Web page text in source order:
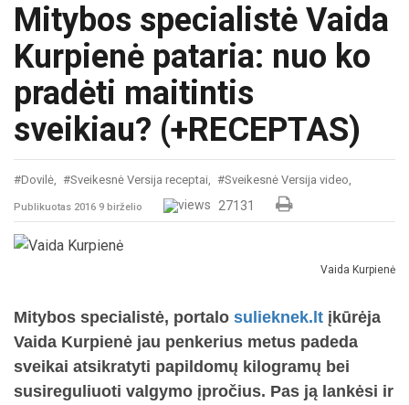
Mitybos specialistė Vaida
Kurpienė pataria: nuo ko
pradėti maitintis
sveikiau? (+RECEPTAS)
#Dovilė, #Sveikesnė Versija receptai, #Sveikesnė Versija video,
Publikuotas 2016 9 birželio 27131
Vaida Kurpienė
Mitybos specialistė, portalo sulieknek.lt įkūrėja
Vaida Kurpienė jau penkerius metus padeda
sveikai atsikratyti papildomų kilogramų bei
susireguliuoti valgymo įpročius. Pas ją lankėsi ir